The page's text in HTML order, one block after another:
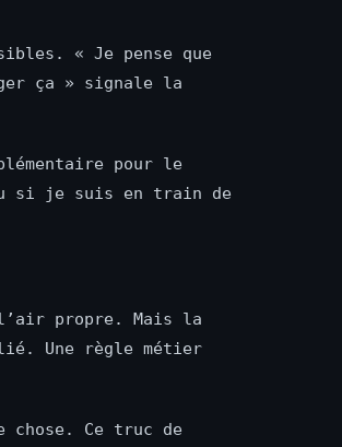
« Je pense que
ça » signale la
pour le
si je suis en train de
l’air propre. Mais la
Une règle métier
chose. Ce truc de